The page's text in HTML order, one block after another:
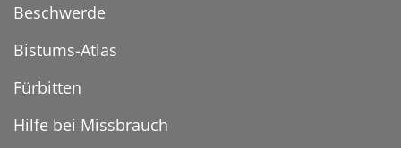
Beschwerde
Bistums-Atlas
Fürbitten
Hilfe bei Missbrauch